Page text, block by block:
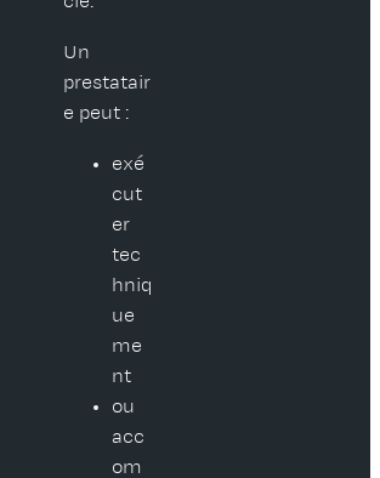
Un
prestatair
e peut :
exé
cut
er
tec
hniq
ue
me
nt
ou
acc
om